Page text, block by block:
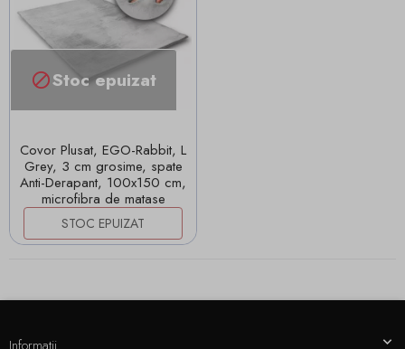
Stoc epuizat
Covor Plusat, EGO-Rabbit, L
Grey, 3 cm grosime, spate
Anti-Derapant, 100x150 cm,
microfibra de matase
STOC EPUIZAT